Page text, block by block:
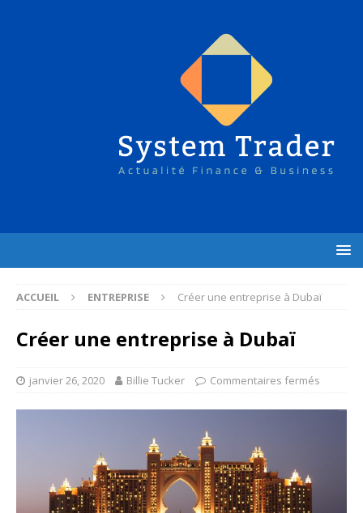
ACCUEIL ENTREPRISE Créer une entreprise à Dubaï
Créer une entreprise à Dubaï
janvier 26, 2020 Billie Tucker Commentaires fermés